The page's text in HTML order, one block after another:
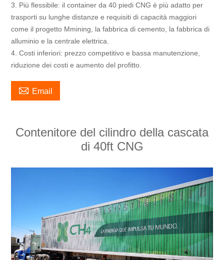
3. Più flessibile: il container da 40 piedi CNG è più adatto per
trasporti su lunghe distanze e requisiti di capacità maggiori
come il progetto Mmining, la fabbrica di cemento, la fabbrica di
alluminio e la centrale elettrica.
4. Costi inferiori: prezzo competitivo e bassa manutenzione,
riduzione dei costi e aumento del profitto.
 Email
Contenitore del cilindro della cascata
di 40ft CNG